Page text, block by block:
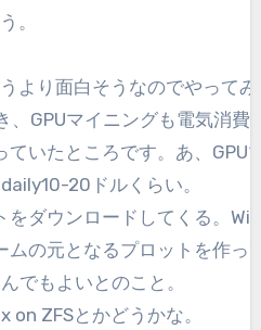
う。
より面白そうなのでやって
GPUマイニングも電気消費
いたところです。あ、GPU
20ドルくらい。
をダウンロードしてくる。
の元となるプロットを作っ
でもよいとのこと。
on ZFSとかどうかな。